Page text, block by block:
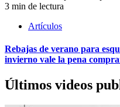
3 min de lectura
Artículos
Rebajas de verano para
invierno vale la pena
Últimos videos